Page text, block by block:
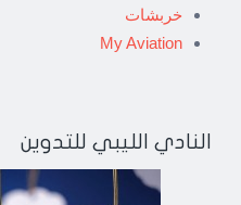
خربشات
My Aviation
النادي الليبي للتدوين